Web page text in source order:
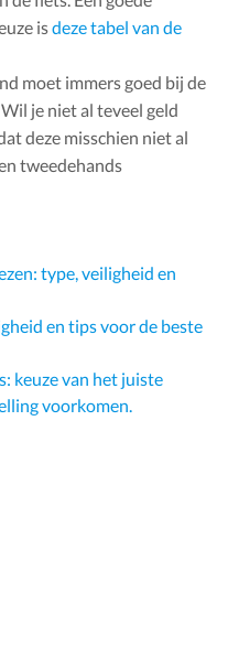
isdeze tabel van de
moet immers goed bij de
je niet al teveel geld
deze misschien niet al
tweedehands
type, veiligheid en
en tips voor de beste
keuze van het juiste
voorkomen.